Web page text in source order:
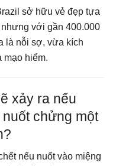
sở hữu vẻ đẹp tựa
với gần 400.000
là nỗi sợ, vừa kích
mạo hiểm.
xảy ra nếu
chửng một
nếu nuốt vào miệng